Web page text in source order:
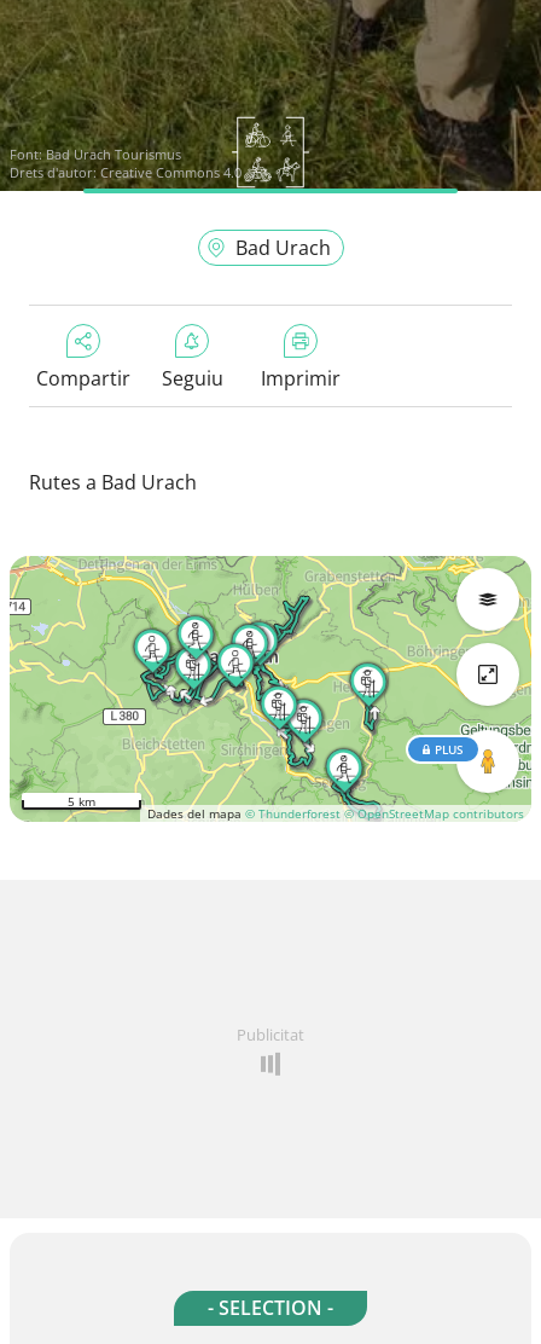
Font:Bad Urach Tourismus
Drets d'autor: Creative Commons 4.0
Bad Urach
Compartir Seguiu Imprimir
Rutes a Bad Urach
Dades del mapa © Thunderforest © OpenStreetMap contributors
PLUS
5 km
Publicitat
- SELECTION -